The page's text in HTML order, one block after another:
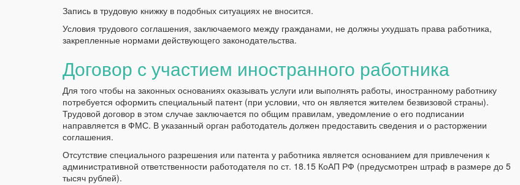
Запись в трудовую книжку в подобных ситуациях не вносится.
Условия трудового соглашения, заключаемого между гражданами, не должны ухудшать права работника,
закрепленные нормами действующего законодательства.
Договор с участием иностранного работника
Для того чтобы на законных основаниях оказывать услуги или выполнять работы, иностранному работнику
потребуется оформить специальный патент (при условии, что он является жителем безвизовой страны).
Трудовой договор в этом случае заключается по общим правилам, уведомление о его подписании
направляется в ФМС. В указанный орган работодатель должен предоставить сведения и о расторжении
соглашения.
Отсутствие специального разрешения или патента у работника является основанием для привлечения к
административной ответственности работодателя по ст. 18.15 КоАП РФ (предусмотрен штраф в размере до 5
тысяч рублей).